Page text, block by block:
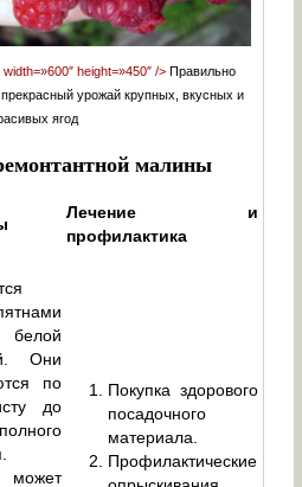
height=»450″ />Правильно
урожай крупных, вкусных и
ягод
малины
Лечение и
профилактика
Они
по
до
может
Покупка здорового
посадочного
материала.
Профилактические